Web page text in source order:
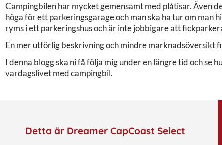
Campingbilen har mycket gemensamt med plåtisar. Även
höga för ett parkeringsgarage och man ska ha tur om
ryms i ett parkeringshus och är inte jobbigare att
En mer utförlig beskrivning och mindre marknadsöversikt
I denna blogg ska ni få följa mig under en längre tid och se
vardagslivet med campingbil.
Detta är Dreamer CapCoast Select